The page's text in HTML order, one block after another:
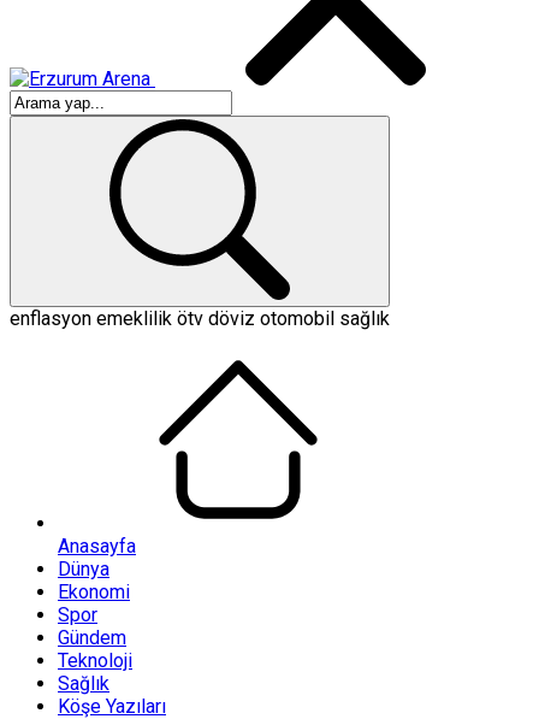
enflasyon emeklilik ötv döviz otomobil sağlık
Anasayfa
Dünya
Ekonomi
Spor
Gündem
Teknoloji
Sağlık
Köşe Yazıları